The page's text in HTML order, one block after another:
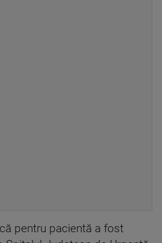
pentru pacientă a fost